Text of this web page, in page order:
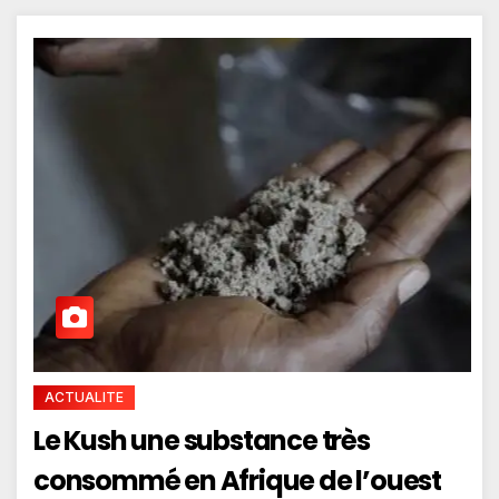
ACTUALITE
Le Kush une substance très
consommé en Afrique de l’ouest